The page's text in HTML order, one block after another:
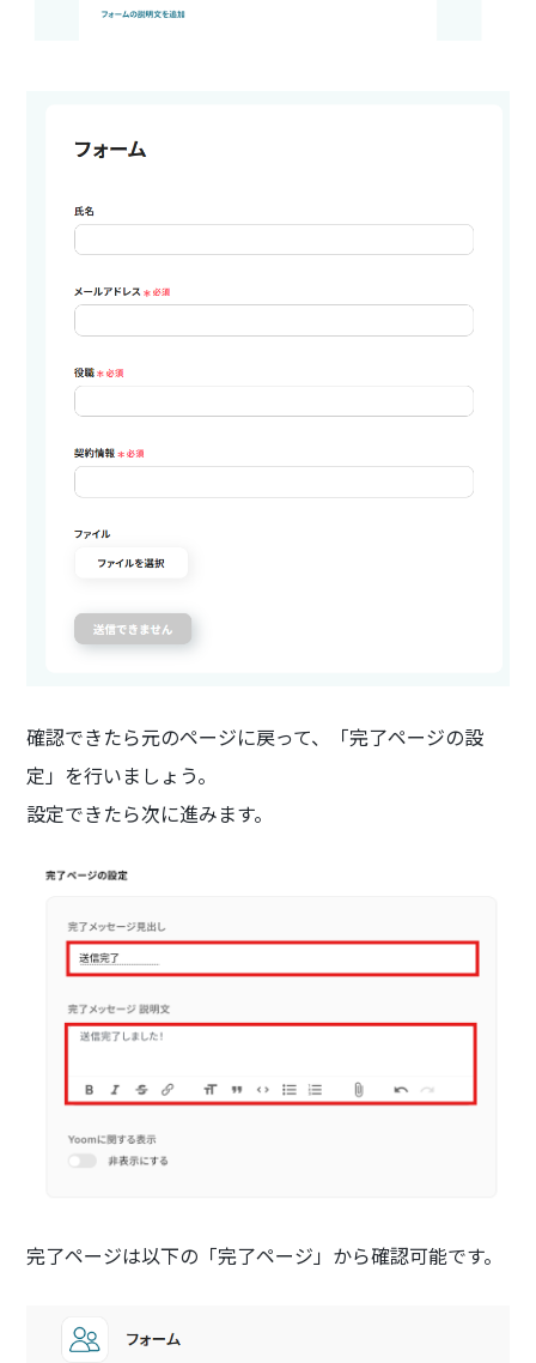
確認できたら元のページに戻って、「完了ページの設
定」を行いましょう。
設定できたら次に進みます。
完了ページは以下の「完了ページ」から確認可能です。